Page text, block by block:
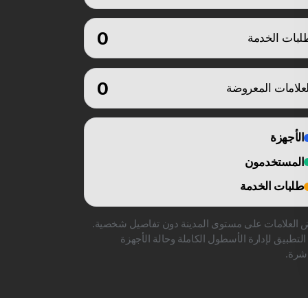
الخدمة 0
المعروضة 0
الأجهزة
المستخدمون
طلبات الخدمة
العلامات على مستوى المدينة دون تفاصيل شخصية.
التطبيق لإدارة الأسطول الكاملة وحالة الأجهزة